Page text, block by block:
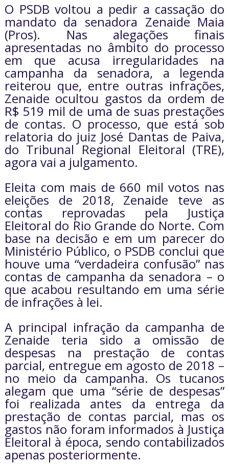
O PSDB voltou a pedir a cassação do
mandato da senadora Zenaide Maia
(Pros). Nas alegações finais
apresentadas no âmbito do processo
em que acusa irregularidades na
campanha da senadora, a legenda
reiterou que, entre outras infrações,
Zenaide ocultou gastos da ordem de
R$ 519 mil de uma de suas prestações
de contas. O processo, que está sob
relatoria do juiz José Dantas de Paiva,
do Tribunal Regional Eleitoral (TRE),
agora vai a julgamento.
Eleita com mais de 660 mil votos nas
eleições de 2018, Zenaide teve as
contas reprovadas pela Justiça
Eleitoral do Rio Grande do Norte. Com
base na decisão e em um parecer do
Ministério Público, o PSDB conclui que
houve uma “verdadeira confusão” nas
contas de campanha da senadora – o
que acabou resultando em uma série
de infrações à lei.
A principal infração da campanha de
Zenaide teria sido a omissão de
despesas na prestação de contas
parcial, entregue em agosto de 2018 –
no meio da campanha. Os tucanos
alegam que uma “série de despesas”
foi realizada antes da entrega da
prestação de contas parcial, mas os
gastos não foram informados à Justiça
Eleitoral à época, sendo contabilizados
apenas posteriormente.